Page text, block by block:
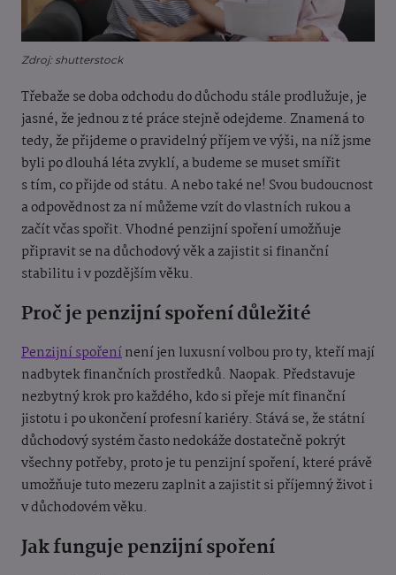
Zdroj: shutterstock
Třebaže se doba odchodu do důchodu stále prodlužuje, je
jasné, že jednou z té práce stejně odejdeme. Znamená to
tedy, že přijdeme o pravidelný příjem ve výši, na níž jsme
byli po dlouhá léta zvyklí, a budeme se muset smířit
s tím, co přijde od státu. A nebo také ne! Svou budoucnost
a odpovědnost za ní můžeme vzít do vlastních rukou a
začít včas spořit. Vhodné penzijní spoření umožňuje
připravit se na důchodový věk a zajistit si finanční
stabilitu i v pozdějším věku.
Proč je penzijní spoření důležité
Penzijní spořenínení jen luxusní volbou pro ty, kteří mají
nadbytek finančních prostředků. Naopak. Představuje
nezbytný krok pro každého, kdo si přeje mít finanční
jistotu i po ukončení profesní kariéry. Stává se, že státní
důchodový systém často nedokáže dostatečně pokrýt
všechny potřeby, proto je tu penzijní spoření, které právě
umožňuje tuto mezeru zaplnit a zajistit si příjemný život i
v důchodovém věku.
Jak funguje penzijní spoření